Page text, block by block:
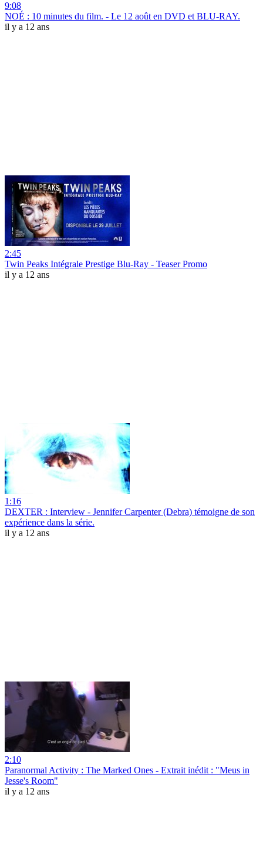
9:08
NOÉ : 10 minutes du film. - Le 12 août en DVD et BLU-RAY.
il y a 12 ans
2:45
Twin Peaks Intégrale Prestige Blu-Ray - Teaser Promo
il y a 12 ans
1:16
DEXTER : Interview - Jennifer Carpenter (Debra) témoigne de son
expérience dans la série.
il y a 12 ans
2:10
Paranormal Activity : The Marked Ones - Extrait inédit : "Meus in
Jesse's Room"
il y a 12 ans